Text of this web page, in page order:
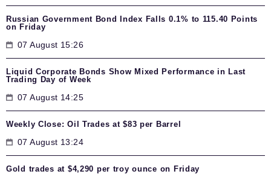
Russian Government Bond Index Falls 0.1% to 115.40 Points
on Friday
07 August 15:26
Liquid Corporate Bonds Show Mixed Performance in Last
Trading Day of Week
07 August 14:25
Weekly Close: Oil Trades at $83 per Barrel
07 August 13:24
Gold trades at $4,290 per troy ounce on Friday